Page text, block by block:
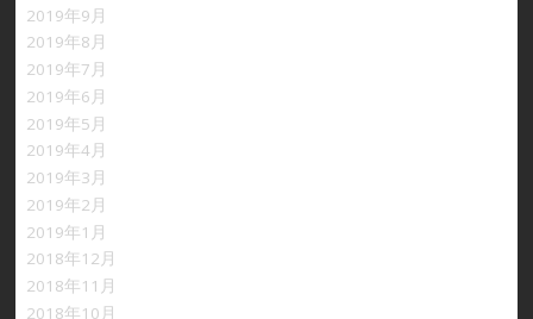
2019年9月
2019年8月
2019年7月
2019年6月
2019年5月
2019年4月
2019年3月
2019年2月
2019年1月
2018年12月
2018年11月
2018年10月